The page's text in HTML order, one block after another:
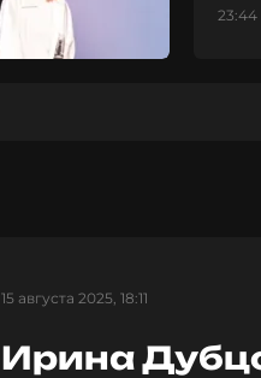
23:44
15 августа 2025, 18:11
Ирина